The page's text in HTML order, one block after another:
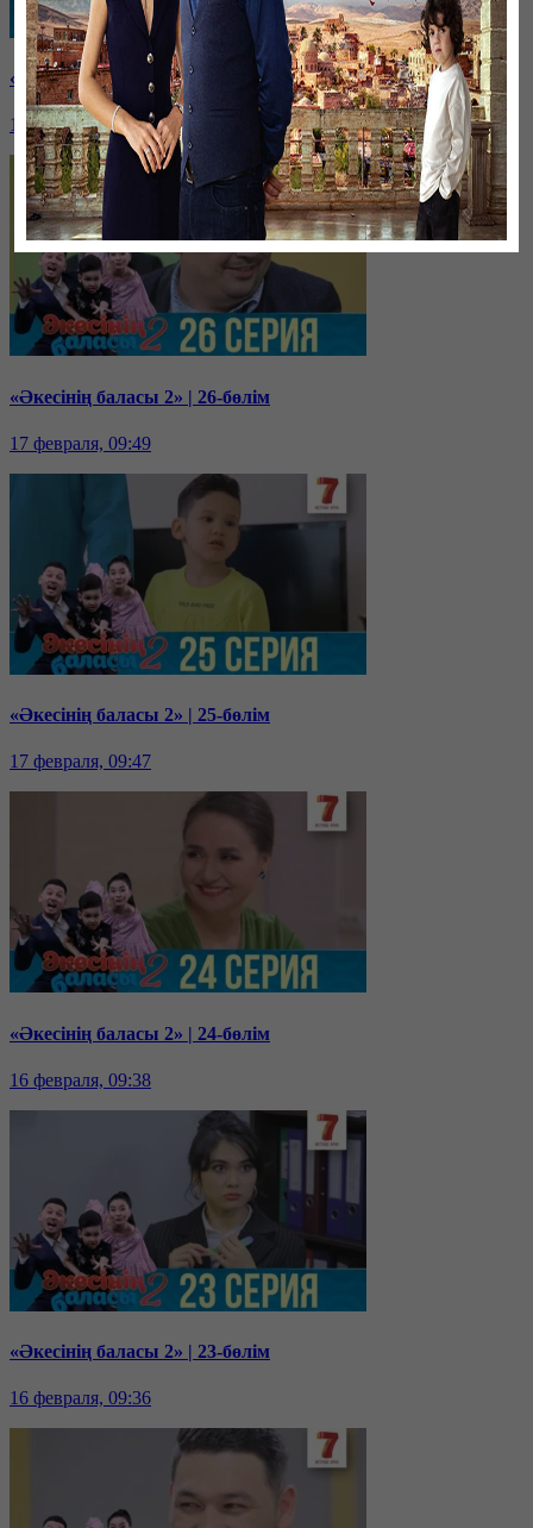
«Әкесінің баласы 2» | 27-бөлім
17 февраля, 09:50
«Әкесінің баласы 2» | 26-бөлім
17 февраля, 09:49
«Әкесінің баласы 2» | 25-бөлім
17 февраля, 09:47
«Әкесінің баласы 2» | 24-бөлім
16 февраля, 09:38
«Әкесінің баласы 2» | 23-бөлім
16 февраля, 09:36